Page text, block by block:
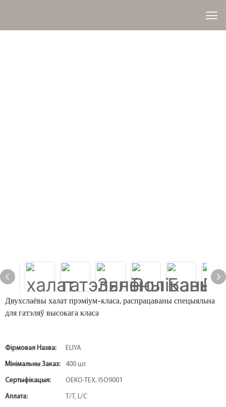
Двухслаёвы халат прэміум-класа, распрацаваны спецыяльна
для гатэляў высокага класа
Фірмовая Назва: ELIYA
Мінімальны Заказ: 400 шт.
Сертыфікацыя: OEKO-TEX, ISO9001
Аплата: T/T, L/C